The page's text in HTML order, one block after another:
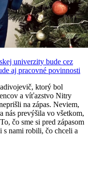
univerzity bude cez
aj pracovné povinnosti
ktorý bol
a víťazstvo Nitry
na zápas. Neviem,
nás prevýšila vo všetkom,
čo sme si pred zápasom
s nami robili, čo chceli a